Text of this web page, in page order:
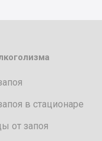
в стационаре
от запоя